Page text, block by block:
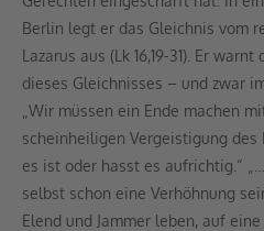
Berlin legt er das Gleichnis vom
Lazarus aus (Lk 16,19-31). Er
dieses Gleichnisses – und zwar
„Wir müssen ein Ende machen
scheinheiligen Vergeistigung des
es ist oder hasst es aufrichtig.“
selbst schon eine Verhöhnung
Elend und Jammer leben, auf